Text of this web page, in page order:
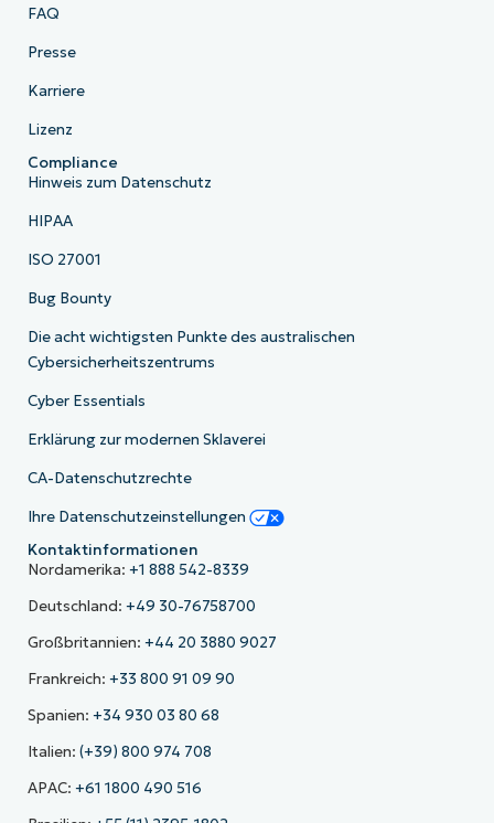
FAQ
Presse
Karriere
Lizenz
Compliance
Hinweis zum Datenschutz
HIPAA
ISO 27001
Bug Bounty
Die acht wichtigsten Punkte des australischen
Cybersicherheitszentrums
Cyber Essentials
Erklärung zur modernen Sklaverei
CA-Datenschutzrechte
Ihre Datenschutzeinstellungen
Kontaktinformationen
Nordamerika: +1 888 542-8339
Deutschland: +49 30-76758700
Großbritannien: +44 20 3880 9027
Frankreich: +33 800 91 09 90
Spanien: +34 930 03 80 68
Italien: (+39) 800 974 708
APAC: +61 1800 490 516